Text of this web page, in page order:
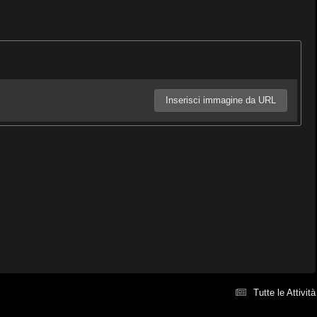
Inserisci immagine da URL
Tutte le Attività